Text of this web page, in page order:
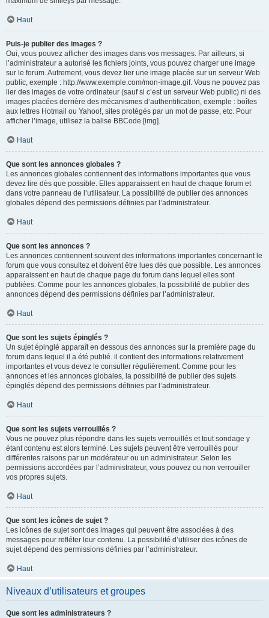
Haut
Puis-je publier des images ?
Oui, vous pouvez afficher des images dans vos messages. Par ailleurs, si
l’administrateur a autorisé les fichiers joints, vous pouvez charger une image
sur le forum. Autrement, vous devez lier une image placée sur un serveur Web
public, exemple : http://www.exemple.com/mon-image.gif. Vous ne pouvez pas
lier des images de votre ordinateur (sauf si c’est un serveur Web public) ni des
images placées derrière des mécanismes d’authentification, exemple : boîtes
aux lettres Hotmail ou Yahoo!, sites protégés par un mot de passe, etc. Pour
afficher l’image, utilisez la balise BBCode [img].
Haut
Que sont les annonces globales ?
Les annonces globales contiennent des informations importantes que vous
devez lire dès que possible. Elles apparaissent en haut de chaque forum et
dans votre panneau de l’utilisateur. La possibilité de publier des annonces
globales dépend des permissions définies par l’administrateur.
Haut
Que sont les annonces ?
Les annonces contiennent souvent des informations importantes concernant le
forum que vous consultez et doivent être lues dès que possible. Les annonces
apparaissent en haut de chaque page du forum dans lequel elles sont
publiées. Comme pour les annonces globales, la possibilité de publier des
annonces dépend des permissions définies par l’administrateur.
Haut
Que sont les sujets épinglés ?
Un sujet épinglé apparaît en dessous des annonces sur la première page du
forum dans lequel il a été publié. il contient des informations relativement
importantes et vous devez le consulter régulièrement. Comme pour les
annonces et les annonces globales, la possibilité de publier des sujets
épinglés dépend des permissions définies par l’administrateur.
Haut
Que sont les sujets verrouillés ?
Vous ne pouvez plus répondre dans les sujets verrouillés et tout sondage y
étant contenu est alors terminé. Les sujets peuvent être verrouillés pour
différentes raisons par un modérateur ou un administrateur. Selon les
permissions accordées par l’administrateur, vous pouvez ou non verrouiller
vos propres sujets.
Haut
Que sont les icônes de sujet ?
Les icônes de sujet sont des images qui peuvent être associées à des
messages pour refléter leur contenu. La possibilité d’utiliser des icônes de
sujet dépend des permissions définies par l’administrateur.
Haut
Niveaux d’utilisateurs et groupes
Que sont les administrateurs ?